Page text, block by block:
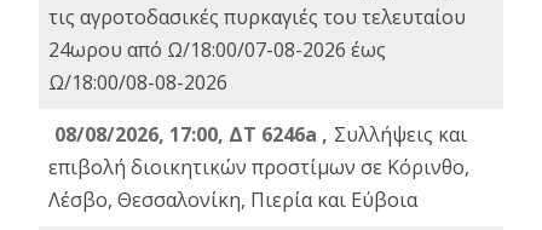
τις αγροτοδασικές πυρκαγιές του τελευταίου
24ωρου από Ω/18:00/07-08-2026 έως
Ω/18:00/08-08-2026
08/08/2026, 17:00, ΔΤ 6246a , Συλλήψεις και
επιβολή διοικητικών προστίμων σε Κόρινθο,
Λέσβο, Θεσσαλονίκη, Πιερία και Εύβοια